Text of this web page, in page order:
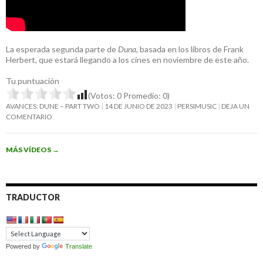
La esperada segunda parte de Duna, basada en los libros de Frank
Herbert, que estará llegando a los cines en noviembre de este año.
Tu puntuación
(Votos: 0 Promedio: 0)
AVANCES: DUNE – PART TWO 14 DE JUNIO DE 2023 PERSIMUSIC DEJA UN
COMENTARIO
MÁS VÍDEOS →
TRADUCTOR
Powered by Translate